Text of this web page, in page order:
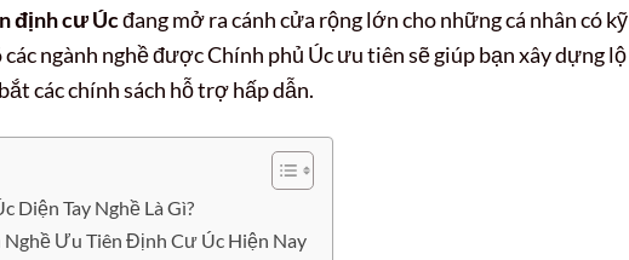
định cư Úcđang mở ra cánh cửa rộng lớn cho những cá nhân có kỹ
ngành nghề được Chính phủ Úc ưu tiên sẽ giúp bạn xây dựng lộ
các chính sách hỗ trợ hấp dẫn.
Diện Tay Nghề Là Gì?
Nghề Ưu Tiên Định Cư Úc Hiện Nay